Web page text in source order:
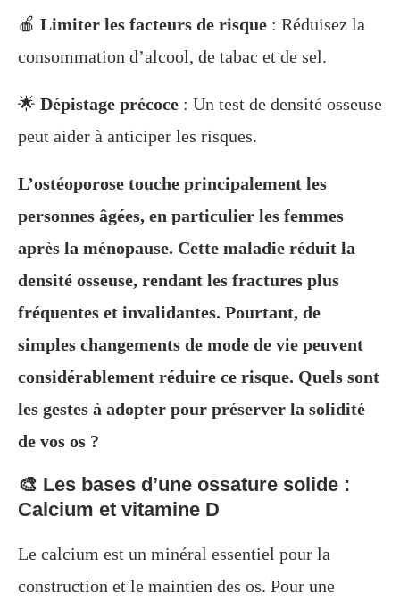
🍎 Limiter les facteurs de risque : Réduisez la
consommation d’alcool, de tabac et de sel.
🌟 Dépistage précoce : Un test de densité osseuse
peut aider à anticiper les risques.
L’ostéoporose touche principalement les
personnes âgées, en particulier les femmes
après la ménopause. Cette maladie réduit la
densité osseuse, rendant les fractures plus
fréquentes et invalidantes. Pourtant, de
simples changements de mode de vie peuvent
considérablement réduire ce risque. Quels sont
les gestes à adopter pour préserver la solidité
de vos os ?
🎨 Les bases d’une ossature solide :
Calcium et vitamine D
Le calcium est un minéral essentiel pour la
construction et le maintien des os. Pour une